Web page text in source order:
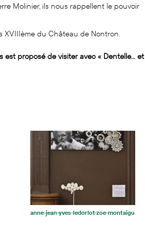
Molinier, ils nous rappellent le pouvoir
XVIIIème du Château de Nontron.
est proposé de visiter avec « Dentelle… et
anne-jean-yves-ledorlot-zoe-montaigu